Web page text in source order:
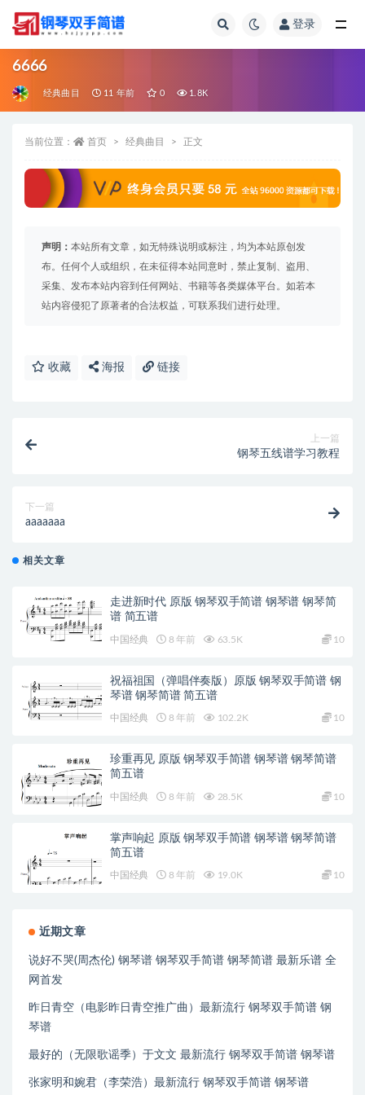
登录
6666
经典曲目 11 年前 0 1.8K
当前位置： 首页 经典曲目 正文
声明： 本站所有文章，如无特殊说明或标注，均为本站原创发
布。任何个人或组织，在未征得本站同意时，禁止复制、盗用、
采集、发布本站内容到任何网站、书籍等各类媒体平台。如若本
站内容侵犯了原著者的合法权益，可联系我们进行处理。
收藏 海报 链接
上一篇
钢琴五线谱学习教程
下一篇
aaaaaaa
相关文章
走进新时代 原版 钢琴双手简谱 钢琴谱 钢琴简
谱 简五谱
中国经典 8 年前 63.5K 10
祝福祖国（弹唱伴奏版）原版 钢琴双手简谱 钢
琴谱 钢琴简谱 简五谱
中国经典 8 年前 102.2K 10
珍重再见 原版 钢琴双手简谱 钢琴谱 钢琴简谱
简五谱
中国经典 8 年前 28.5K 10
掌声响起 原版 钢琴双手简谱 钢琴谱 钢琴简谱
简五谱
中国经典 8 年前 19.0K 10
近期文章
说好不哭(周杰伦) 钢琴谱 钢琴双手简谱 钢琴简谱 最新乐谱 全
网首发
昨日青空（电影昨日青空推广曲）最新流行 钢琴双手简谱 钢
琴谱
最好的（无限歌谣季）于文文 最新流行 钢琴双手简谱 钢琴谱
张家明和婉君（李荣浩）最新流行 钢琴双手简谱 钢琴谱